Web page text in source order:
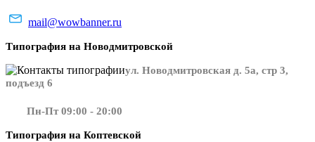
mail@wowbanner.ru
Типография на Новодмитровской
ул. Новодмитровская д. 5а, стр 3,
подъезд 6
Пн-Пт 09:00 - 20:00
Типография на Коптевской